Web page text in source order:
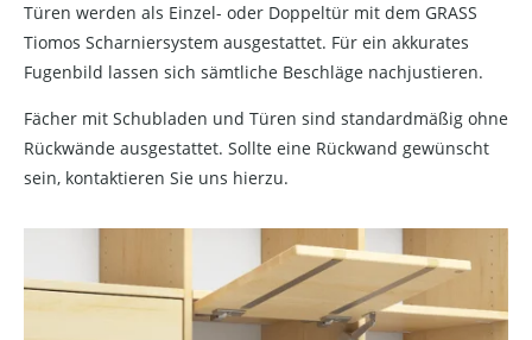
Türen werden als Einzel- oder Doppeltür mit dem GRASS
Tiomos Scharniersystem ausgestattet. Für ein akkurates
Fugenbild lassen sich sämtliche Beschläge nachjustieren.
Fächer mit Schubladen und Türen sind standardmäßig ohne
Rückwände ausgestattet. Sollte eine Rückwand gewünscht
sein, kontaktieren Sie uns hierzu.